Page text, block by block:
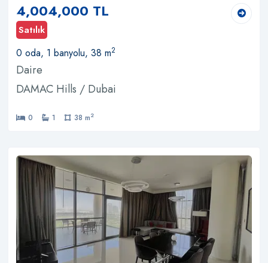
4,004,000 TL
Satılık
0 oda, 1 banyolu, 38 m2
Daire
DAMAC Hills / Dubai
0 1 38 m2